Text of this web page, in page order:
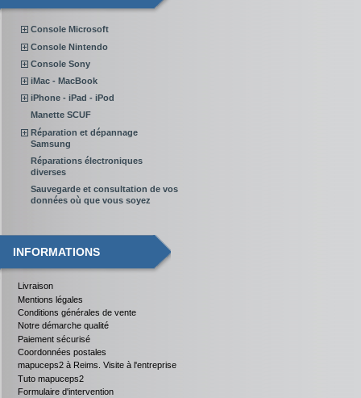
Console Microsoft
Console Nintendo
Console Sony
iMac - MacBook
iPhone - iPad - iPod
Manette SCUF
Réparation et dépannage
Samsung
Réparations électroniques
diverses
Sauvegarde et consultation de vos
données où que vous soyez
INFORMATIONS
Livraison
Mentions légales
Conditions générales de vente
Notre démarche qualité
Paiement sécurisé
Coordonnées postales
mapuceps2 à Reims. Visite à l'entreprise
Tuto mapuceps2
Formulaire d'intervention